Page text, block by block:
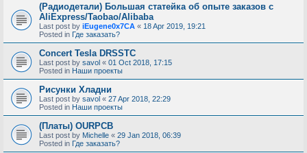
(Радиодетали) Большая статейка об опыте заказов с
AliExpress/Taobao/Alibaba
Last post by iEugene0x7CA « 18 Apr 2019, 19:21
Posted in Где заказать?
Concert Tesla DRSSTC
Last post by savol « 01 Oct 2018, 17:15
Posted in Наши проекты
Рисунки Хладни
Last post by savol « 27 Apr 2018, 22:29
Posted in Наши проекты
(Платы) OURPCB
Last post by Michelle « 29 Jan 2018, 06:39
Posted in Где заказать?